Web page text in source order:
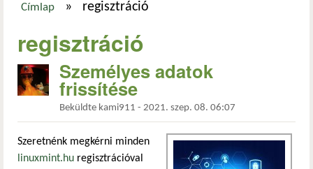
Címlap » regisztráció
regisztráció
Személyes adatok
frissítése
Beküldte kami911 - 2021. szep. 08. 06:07
Szeretnénk megkérni minden
linuxmint.hu regisztrációval